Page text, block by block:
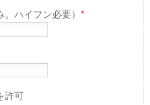
ハイフン必要） *
許可